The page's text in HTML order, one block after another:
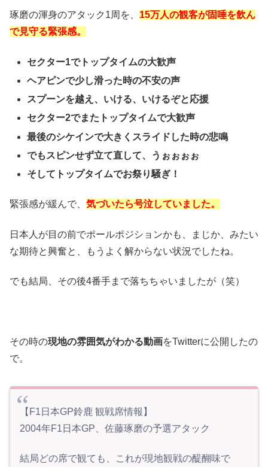
琢磨の渾身のアタック1周を、 15万人の観客が固唾を飲ん
で見守る緊張感。
セクター1でトップタイムの大歓声
ヘアピンで少し滑った時の不安の声
スプーンを越え、いける、いけるぞと応援
セクター2でまたトップタイムで大歓声
最後のシケインで大きくスライドした時の悲鳴
でもスピンせず立て直して、うぉぉぉぉ
そしてトップタイムでお祭り騒ぎ！
緊張感が緩んで、 気づいたら号泣していました。
日本人が目の前でポールポジションかも、まじか、みたい
な期待と興奮と、もうよく解からない状況でしたね。
でも結局、その後4番手まで落ちちゃいましたが（笑）
その時の現地の雰囲気がわかる動画をTwitterに公開したの
で。
【F1日本GP鈴鹿 観戦席情報】
2004年F1日本GP、佐藤琢磨の予選アタック
結局どの席で観ても、これが現地観戦の醍醐味で